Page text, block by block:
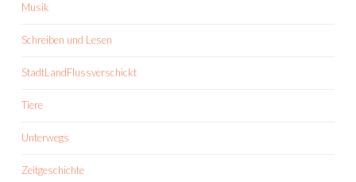
Musik
Schreiben und Lesen
StadtLandFlussverschickt
Tiere
Unterwegs
Zeitgeschichte